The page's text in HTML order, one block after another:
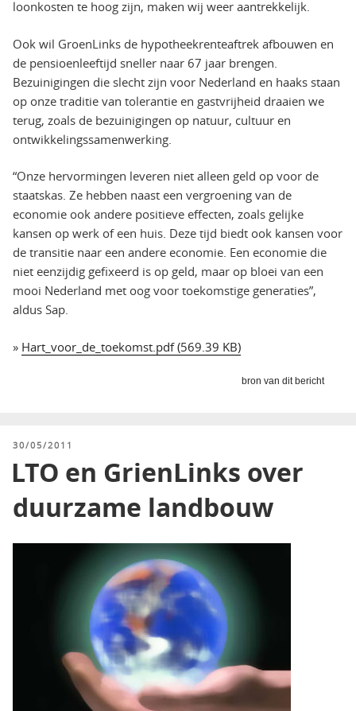
loonkosten te hoog zijn, maken wij weer aantrekkelijk.
Ook wil GroenLinks de hypotheekrenteaftrek afbouwen en
de pensioenleeftijd sneller naar 67 jaar brengen.
Bezuinigingen die slecht zijn voor Nederland en haaks staan
op onze traditie van tolerantie en gastvrijheid draaien we
terug, zoals de bezuinigingen op natuur, cultuur en
ontwikkelingssamenwerking.
“Onze hervormingen leveren niet alleen geld op voor de
staatskas. Ze hebben naast een vergroening van de
economie ook andere positieve effecten, zoals gelijke
kansen op werk of een huis. Deze tijd biedt ook kansen voor
de transitie naar een andere economie. Een economie die
niet eenzijdig gefixeerd is op geld, maar op bloei van een
mooi Nederland met oog voor toekomstige generaties”,
aldus Sap.
» Hart_voor_de_toekomst.pdf (569.39 KB)
bron van dit bericht
GEPLAATST
30/05/2011
LTO en GrienLinks over
duurzame landbouw